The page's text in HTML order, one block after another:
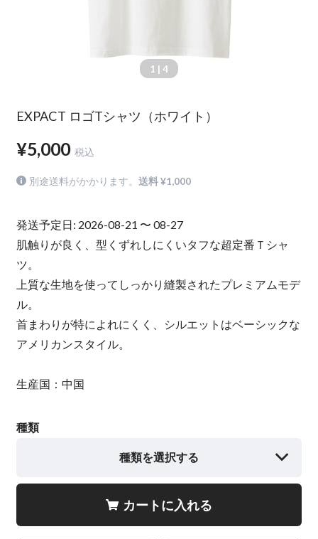
1 | 4
EXPACT ロゴTシャツ（ホワイト）
¥5,000 税込
別途送料がかかります。送料 ¥1,000
発送予定日: 2026-08-21 〜 08-27
肌触りが良く、型くずれしにくいタフな超定番Ｔシャ
ツ。
上質な生地を使ってしっかり縫製されたプレミアムモデ
ル。
首まわりが特によれにくく、シルエットはベーシックな
アメリカンスタイル。
生産国：中国
種類
種類を選択する
カートに入れる